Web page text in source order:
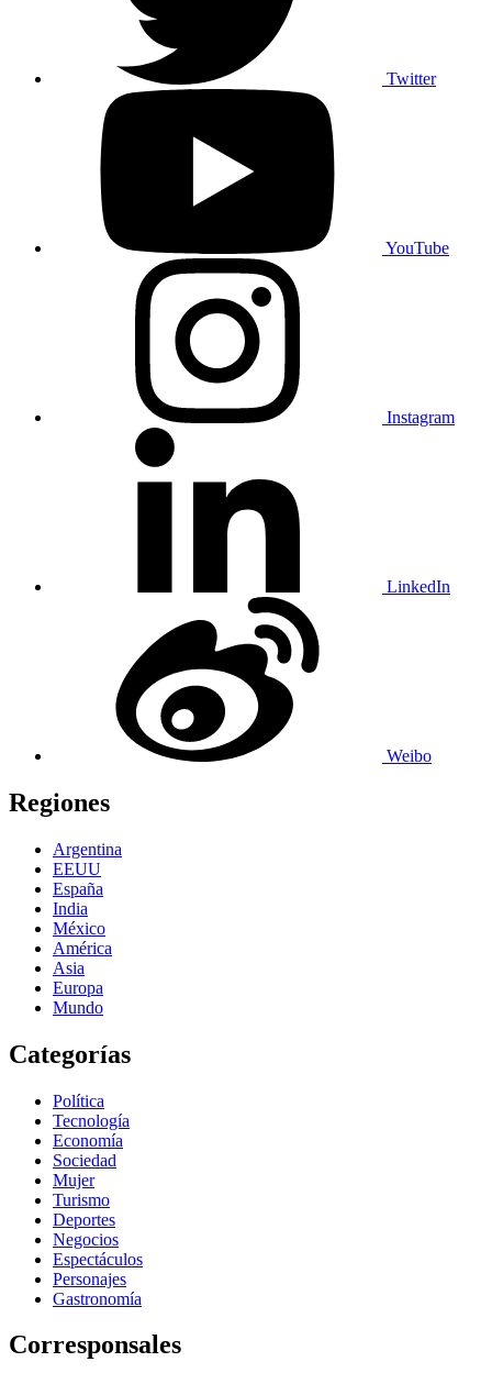
Twitter
YouTube
Instagram
LinkedIn
Weibo
Regiones
Argentina
EEUU
España
India
México
América
Asia
Europa
Mundo
Categorías
Política
Tecnología
Economía
Sociedad
Mujer
Turismo
Deportes
Negocios
Espectáculos
Personajes
Gastronomía
Corresponsales